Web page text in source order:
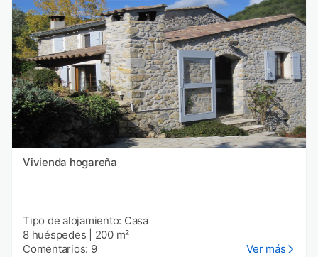
Vivienda hogareña
Tipo de alojamiento: Casa
8 huéspedes
200 m²
Comentarios: 9
Ver más